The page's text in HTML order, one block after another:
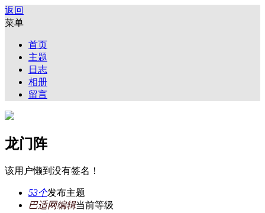
返回
菜单
首页
主题
日志
相册
留言
龙门阵
该用户懒到没有签名！
53个发布主题
巴适网编辑当前等级